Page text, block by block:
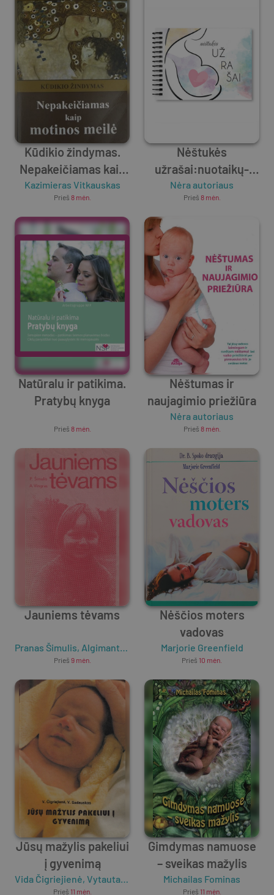
Kūdikio žindymas.
Nepakeičiamas kaip
motinos meilė
Kazimieras Vitkauskas
Prieš 8 mėn.
Nėštukės
užrašai:nuotaikų-
nuotraukų albumas
Nėra autoriaus
Prieš 8 mėn.
Natūralu ir patikima.
Pratybų knyga
Prieš 8 mėn.
Nėštumas ir
naujagimio priežiūra
Nėra autoriaus
Prieš 8 mėn.
Jauniems tėvams
Pranas Šimulis, Algimantas Vingras
Prieš 9 mėn.
Nėščios moters
vadovas
Marjorie Greenfield
Prieš 10 mėn.
Jūsų mažylis pakeliui
į gyvenimą
Vida Čigriejienė, Vytautas Sadauskas
Prieš 11 mėn.
Gimdymas namuose
– sveikas mažylis
Michailas Fominas
Prieš 11 mėn.